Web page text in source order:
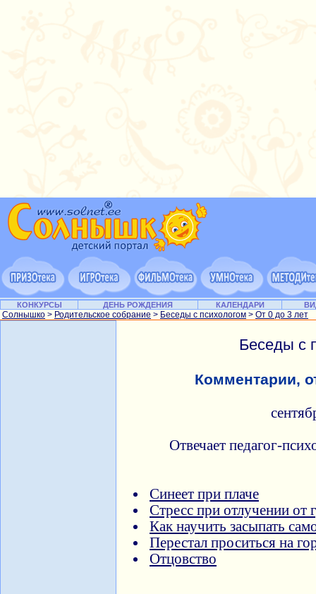
КОНКУРСЫ ДЕНЬ РОЖДЕНИЯ КАЛЕНДАРИ
Солнышко > Родительское собрание > Беседы с психологом > От 0 до 3 лет
Беседы с
Комментарии,
Отвечает педагог-
Синеет при плаче
Стресс при отлучении от
Как научить засыпать
Перестал проситься на
Отцовство